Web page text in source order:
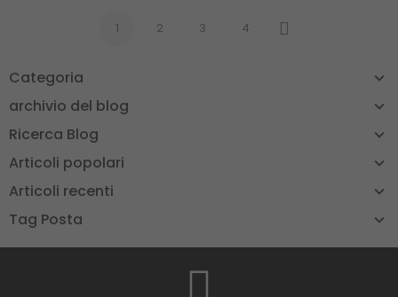
1 2 3 4
Successivo
Categoria
archivio del blog
Ricerca Blog
Articoli popolari
Articoli recenti
Tag Posta